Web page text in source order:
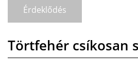
Érdeklődés
Törtfehér csíkosan